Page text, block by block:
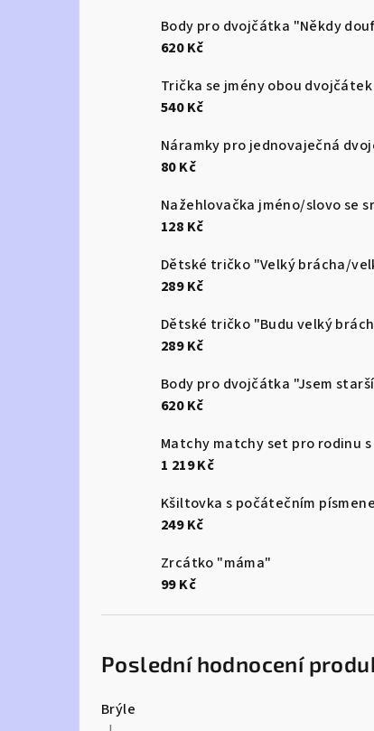
620 Kč
540 Kč
80 Kč
128 Kč
289 Kč
289 Kč
620 Kč
1 219 Kč
249 Kč
Zrcátko "máma"
99 Kč
Poslední hodnocení
Brýle